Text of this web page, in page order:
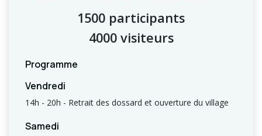
1500 participants
4000 visiteurs
Programme
Vendredi
14h - 20h - Retrait des dossard et ouverture du village
Samedi